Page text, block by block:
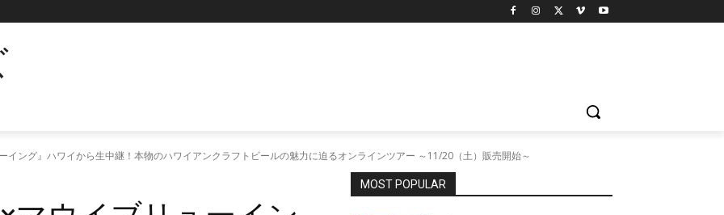
イング』ハワイから生中継！本物のハワイアンクラフトビールの魅力に迫るオンラインツアー ～11/20（土）販売開始～
MOST POPULAR